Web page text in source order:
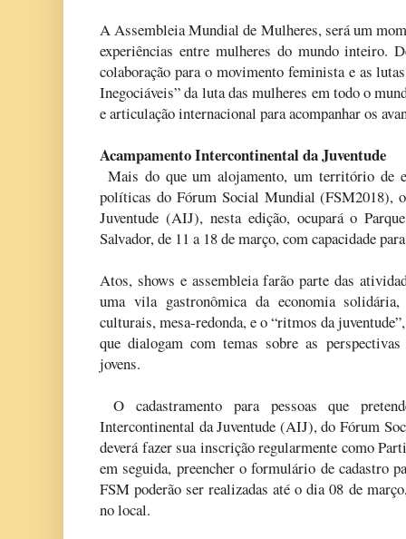
A Assembleia Mundial de Mulheres, será um
experiências entre mulheres do mundo inteiro.
colaboração para o movimento feminista e as
Inegociáveis” da luta das mulheres em todo o
e articulação internacional para acompanhar os
Acampamento Intercontinental da Juventude
Mais do que um alojamento, um território de
políticas do Fórum Social Mundial (FSM2018),
Juventude (AIJ), nesta edição, ocupará o
Salvador, de 11 a 18 de março, com capacidade
Atos, shows e assembleia farão parte das
uma vila gastronômica da economia
culturais, mesa-redonda, e o “ritmos da
que dialogam com temas sobre as
jovens.
O cadastramento para pessoas que
Intercontinental da Juventude (AIJ), do Fórum
deverá fazer sua inscrição regularmente como
em seguida, preencher o formulário de cadastro
FSM poderão ser realizadas até o dia 08 de
no local.